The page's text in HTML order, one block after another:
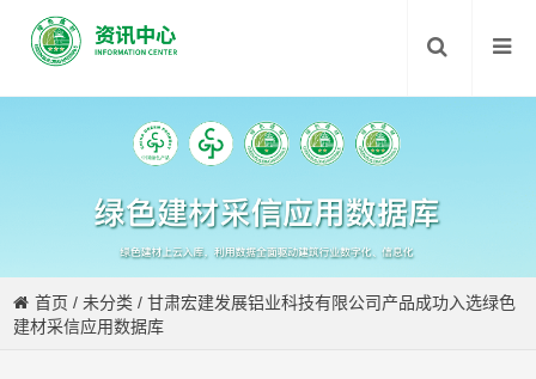
首页 /未分类 /甘肃宏建发展铝业科技有限公司产品成功入选绿色
建材采信应用数据库